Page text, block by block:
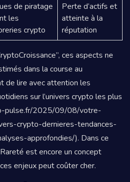
de piratage
les
crypto
Perte d’actifs et
atteinte à la
réputation
ces aspects ne
dans la course au
de lire avec attention les
sur l’univers crypto les plus
pulse.fr/2025/09/08/votre-
crypto-dernieres-tendances-
approfondies/). Dans ce
est encore un concept
enjeux peut coûter cher.